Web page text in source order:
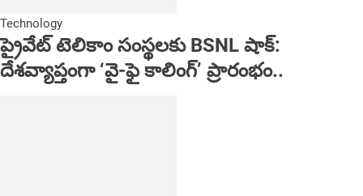
Technology
ప్రైవేట్ టెలికాం సంస్థలకు BSNL షాక్:
దేశవ్యాప్తంగా ‘వై-ఫై కాలింగ్’ ప్రారంభం..